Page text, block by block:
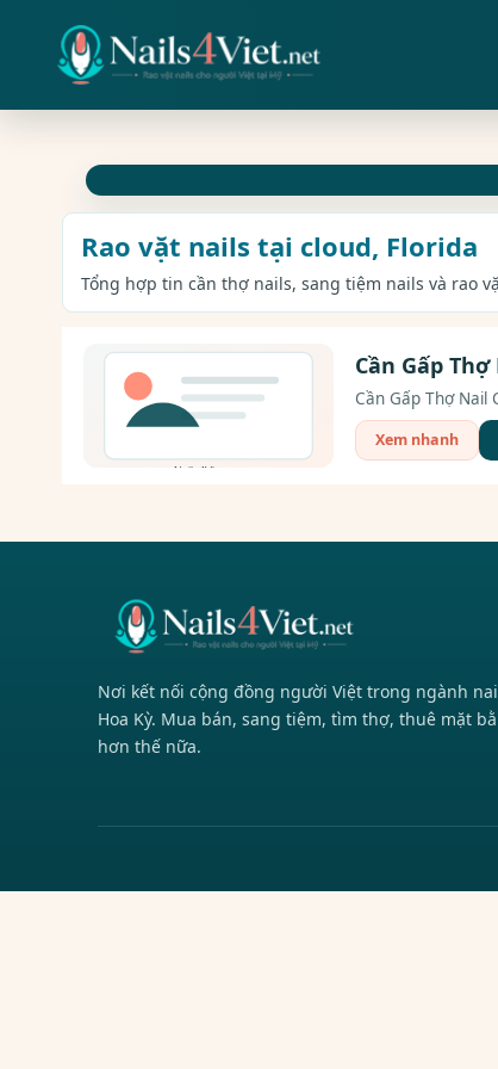
Rao vặt nails tại cloud, Florida
Tổng hợp tin cần thợ nails, sang tiệm nails và rao
Cần Gấp
Cần Gấp Thợ Nail
Xem nhanh
Nơi kết nối cộng đồng người Việt trong ngành
Hoa Kỳ. Mua bán, sang tiệm, tìm thợ, thuê mặt
hơn thế nữa.